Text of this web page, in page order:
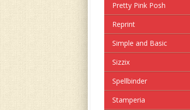
Pretty Pink Posh
Reprint
Simple and Basic
Sizzix
Spellbinder
Stamperia